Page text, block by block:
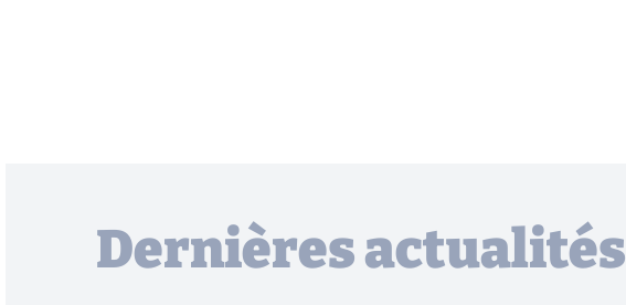
Dernières actualités